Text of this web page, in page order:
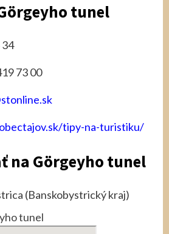
tunel
34
73 00
tipy-na-turistiku/
na Görgeyho tunel
(Banskobystrický kraj)
tunel